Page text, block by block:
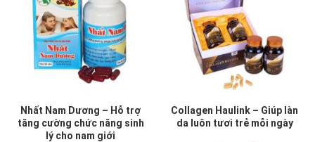
Nhất Nam Dương – Hỗ trợ
tăng cường chức năng sinh
lý cho nam giới
Collagen Haulink – Giúp làn
da luôn tươi trẻ mỗi ngày